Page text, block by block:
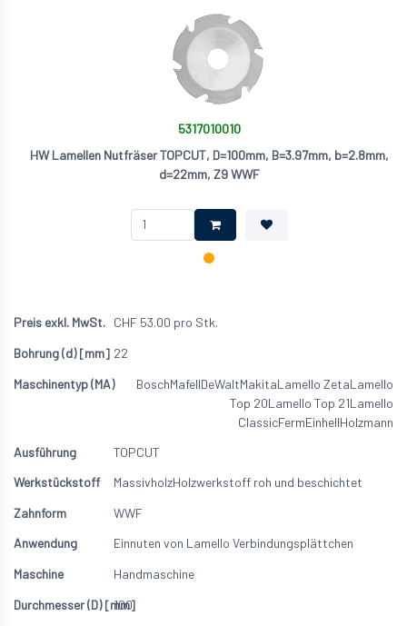
5317010010
HW Lamellen Nutfräser TOPCUT, D=100mm, B=3.97mm, b=2.8mm,
d=22mm, Z9 WWF
CHF 53.00 pro Stk.
22
BoschMafellDeWaltMakitaLamello ZetaLamello
Top 20Lamello Top 21Lamello
ClassicFermEinhellHolzmann
TOPCUT
MassivholzHolzwerkstoff roh und beschichtet
WWF
Einnuten von Lamello Verbindungsplättchen
Handmaschine
100